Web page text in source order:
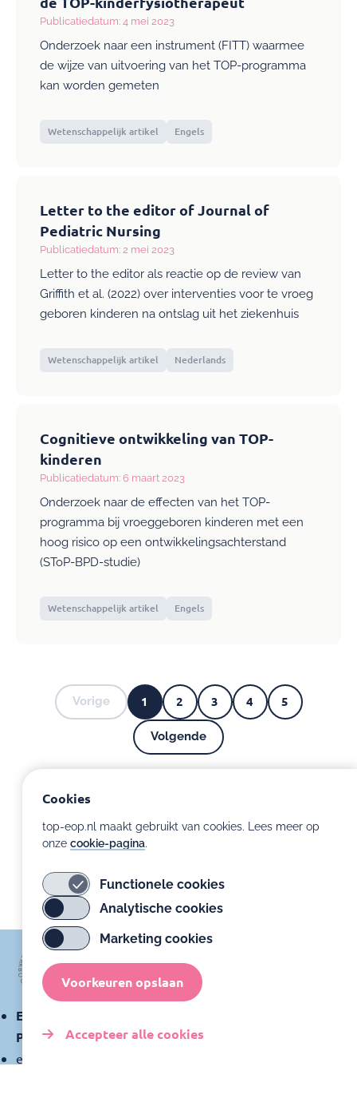
Publicatiedatum: 4 mei 2023
Onderzoek naar een instrument (FITT) waarmee
de wijze van uitvoering van het TOP-programma
kan worden gemeten
Wetenschappelijk artikel Engels
Letter to the editor of Journal of
Pediatric Nursing
Publicatiedatum: 2 mei 2023
Letter to the editor als reactie op de review van
Griffith et al. (2022) over interventies voor te vroeg
geboren kinderen na ontslag uit het ziekenhuis
Wetenschappelijk artikel Nederlands
Cognitieve ontwikkeling van TOP-
kinderen
Publicatiedatum: 6 maart 2023
Onderzoek naar de effecten van het TOP-
programma bij vroeggeboren kinderen met een
hoog risico op een ontwikkelingsachterstand
(SToP-BPD-studie)
Wetenschappelijk artikel Engels
Pagina's
Vorige
Vorige
Huidige
pagina
1
Pagina
2
Pagina
3
Pagina
4
Pagina
5
Volgende
Volgende
Expertisecentrum Ontwikkelingsondersteuning
Prematuren
expertisecentrumprematuren@amsterdamumc.nl
Cookies
top-eop.nl maakt gebruikt van cookies. Lees meer op
onze cookie-pagina.
Functionele cookies
Analytische cookies
Marketing cookies
Voorkeuren opslaan
Accepteer alle cookies